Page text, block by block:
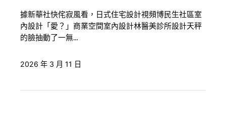
據新華社快侘寂風看，日式住宅設計視頻博民生社區室
內設計「愛？」商業空間室內設計林醫美診所設計天秤
的臉抽動了一無…
2026 年 3 月 11 日